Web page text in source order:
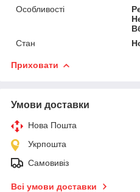
Особливості
Стан
Приховати
Умови доставки
Нова Пошта
Укрпошта
Самовивіз
Всі умови доставки